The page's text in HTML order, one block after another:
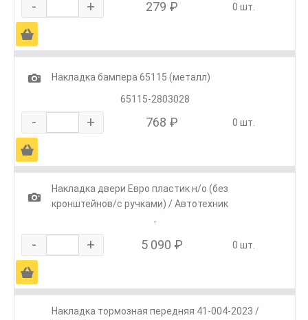
- + 279 ₽ 0 шт.
Ä
1
Накладка бампера 65115 (металл)
65115-2803028
- + 768 ₽ 0 шт.
Ä
1
Накладка двери Евро пластик н/о (без
кронштейнов/с ручками) / Автотехник
-
- + 5 090 ₽ 0 шт.
Ä
Накладка тормозная передняя 41-004-2023 /